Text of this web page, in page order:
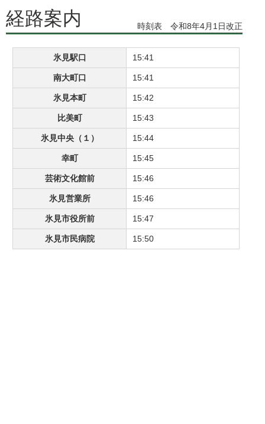
経路案内 時刻表 令和8年4月1日改正
氷見駅口 15:41
南大町口 15:41
氷見本町 15:42
比美町 15:43
氷見中央（１） 15:44
幸町 15:45
芸術文化館前 15:46
氷見営業所 15:46
氷見市役所前 15:47
氷見市民病院 15:50